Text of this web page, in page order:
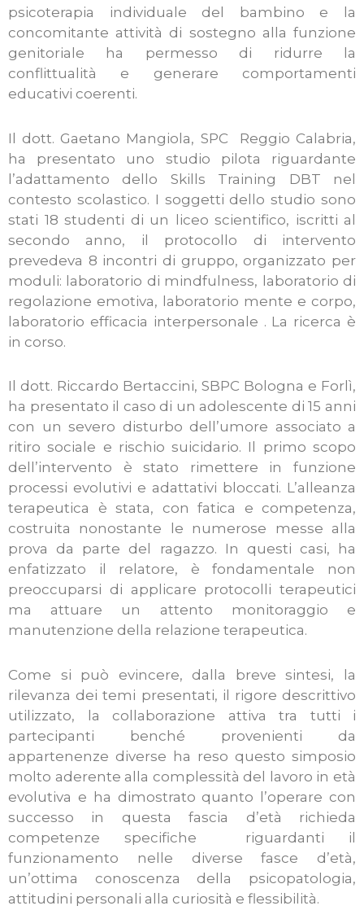
psicoterapia individuale del bambino e la
concomitante attività di sostegno alla funzione
genitoriale ha permesso di ridurre la
conflittualità e generare comportamenti
educativi coerenti.
Il dott. Gaetano Mangiola, SPC Reggio Calabria,
ha presentato uno studio pilota riguardante
l’adattamento dello Skills Training DBT nel
contesto scolastico. I soggetti dello studio sono
stati 18 studenti di un liceo scientifico, iscritti al
secondo anno, il protocollo di intervento
prevedeva 8 incontri di gruppo, organizzato per
moduli: laboratorio di mindfulness, laboratorio di
regolazione emotiva, laboratorio mente e corpo,
laboratorio efficacia interpersonale . La ricerca è
in corso.
Il dott. Riccardo Bertaccini, SBPC Bologna e Forlì,
ha presentato il caso di un adolescente di 15 anni
con un severo disturbo dell’umore associato a
ritiro sociale e rischio suicidario. Il primo scopo
dell’intervento è stato rimettere in funzione
processi evolutivi e adattativi bloccati. L’alleanza
terapeutica è stata, con fatica e competenza,
costruita nonostante le numerose messe alla
prova da parte del ragazzo. In questi casi, ha
enfatizzato il relatore, è fondamentale non
preoccuparsi di applicare protocolli terapeutici
ma attuare un attento monitoraggio e
manutenzione della relazione terapeutica.
Come si può evincere, dalla breve sintesi, la
rilevanza dei temi presentati, il rigore descrittivo
utilizzato, la collaborazione attiva tra tutti i
partecipanti benché provenienti da
appartenenze diverse ha reso questo simposio
molto aderente alla complessità del lavoro in età
evolutiva e ha dimostrato quanto l’operare con
successo in questa fascia d’età richieda
competenze specifiche riguardanti il
funzionamento nelle diverse fasce d’età,
un’ottima conoscenza della psicopatologia,
attitudini personali alla curiosità e flessibilità.